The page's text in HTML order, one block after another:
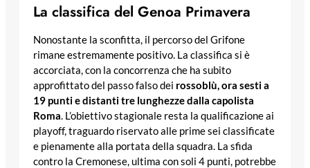
La classifica del Genoa Primavera
Nonostante la sconfitta, il percorso del Grifone
rimane estremamente positivo. La classifica si è
accorciata, con la concorrenza che ha subito
approfittato del passo falso dei rossoblù, ora sesti a
19 punti e distanti tre lunghezze dalla capolista
Roma. L’obiettivo stagionale resta la qualificazione ai
playoff, traguardo riservato alle prime sei classificate
e pienamente alla portata della squadra. La sfida
contro la Cremonese, ultima con soli 4 punti, potrebbe